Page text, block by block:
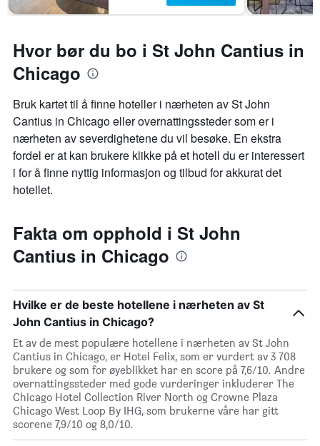
Hvor bør du bo i St John Cantius in
Chicago
Bruk kartet til å finne hoteller i nærheten av St John
Cantius in Chicago eller overnattingssteder som er i
nærheten av severdighetene du vil besøke. En ekstra
fordel er at kan brukere klikke på et hotell du er interessert
i for å finne nyttig informasjon og tilbud for akkurat det
hotellet.
Fakta om opphold i St John
Cantius in Chicago
Hvilke er de beste hotellene i nærheten av St
John Cantius in Chicago?
Et av de mest populære hotellene i nærheten av St John
Cantius in Chicago, er Hotel Felix, som er vurdert av 3 708
brukere og som for øyeblikket har en score på 7,6/10. Andre
overnattingssteder med gode vurderinger inkluderer The
Chicago Hotel Collection River North og Crowne Plaza
Chicago West Loop By IHG, som brukerne våre har gitt
scorene 7,9/10 og 8,0/10.